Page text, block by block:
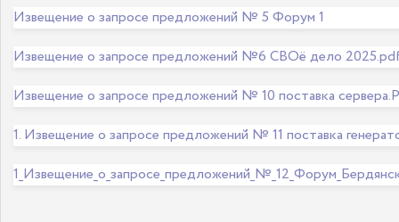
Извещение о запросе предложений № 5 Форум 1
Извещение о запросе предложений №6 СВОё дело
Извещение о запросе предложений № 10 поставка
1. Извещение о запросе предложений № 11 поставка